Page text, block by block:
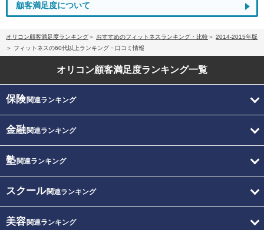
顧客満足度について
オリコン顧客満足度ランキング おすすめのフィットネスランキング・比較
2014-2015年版
フィットネスの60代以上ランキング・口コミ情報
オリコン顧客満足度ランキング一覧
保険関連ランキング
金融関連ランキング
塾関連ランキング
スクール関連ランキング
美容関連ランキング